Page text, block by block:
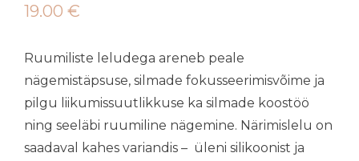
19.00 €
Ruumiliste leludega areneb peale
nägemistäpsuse, silmade fokusseerimisvõime ja
pilgu liikumissuutlikkuse ka silmade koostöö
ning seeläbi ruumiline nägemine. Närimislelu on
saadaval kahes variandis – üleni silikoonist ja